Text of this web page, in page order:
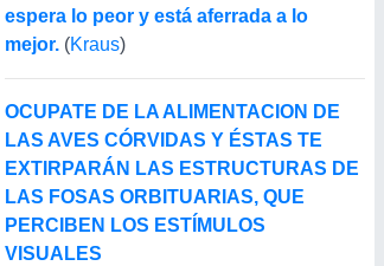
espera lo peor y está aferrada a lo
mejor. (Kraus)
OCUPATE DE LA ALIMENTACION DE
LAS AVES CÓRVIDAS Y ÉSTAS TE
EXTIRPARÁN LAS ESTRUCTURAS DE
LAS FOSAS ORBITUARIAS, QUE
PERCIBEN LOS ESTÍMULOS
VISUALES